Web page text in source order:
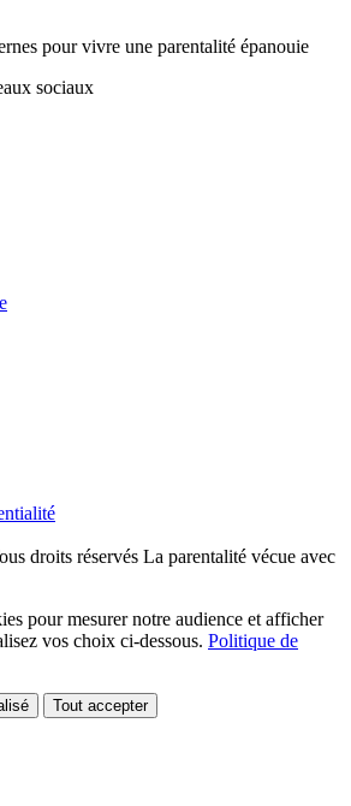
pour vivre une parentalité épanouie
sociaux
droits réservés La parentalité vécue avec
pour mesurer notre audience et afficher
vos choix ci-dessous. Politique de
Tout accepter